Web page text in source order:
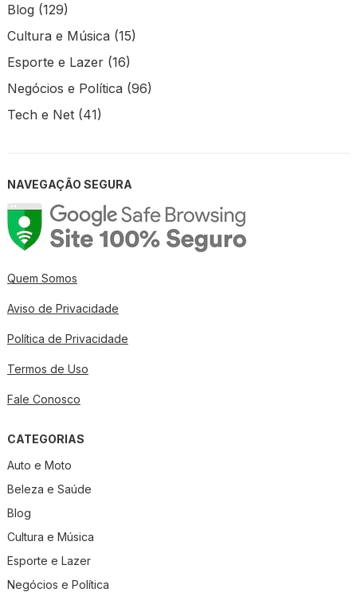
Blog (129)
Cultura e Música (15)
Esporte e Lazer(16)
Negócios e Política (96)
Tech e Net(41)
NAVEGAÇÃO SEGURA
Quem Somos
Aviso de Privacidade
Política de Privacidade
Termos de Uso
Fale Conosco
CATEGORIAS
Auto e Moto
Beleza e Saúde
Blog
Cultura e Música
Esporte e Lazer
Negócios e Política